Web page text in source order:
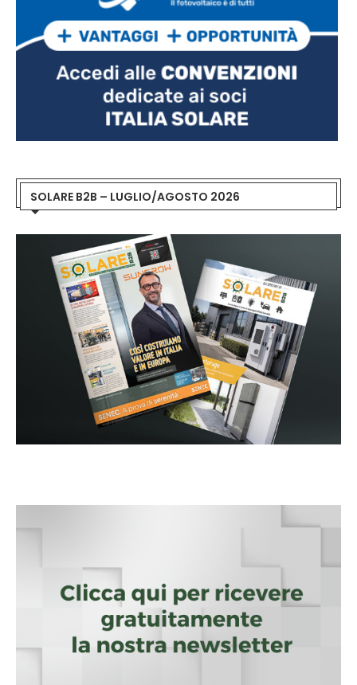
SOLARE B2B – LUGLIO/AGOSTO 2026